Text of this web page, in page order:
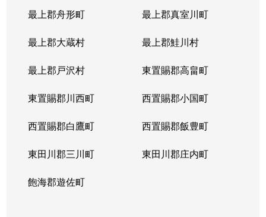
最上郡舟形町 最上郡真室川町
最上郡大蔵村 最上郡鮭川村
最上郡戸沢村 東置賜郡高畠町
東置賜郡川西町 西置賜郡小国町
西置賜郡白鷹町 西置賜郡飯豊町
東田川郡三川町 東田川郡庄内町
飽海郡遊佐町